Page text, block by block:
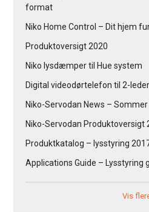
format
Niko Home Control – Dit hjem
Produktoversigt 2020
Niko lysdæmper til Hue system
Digital videodørtelefon til 2-
Niko-Servodan News –
Niko-Servodan Produktoversigt
Produktkatalog – lysstyring
Applications Guide – Lysstyring
Vis